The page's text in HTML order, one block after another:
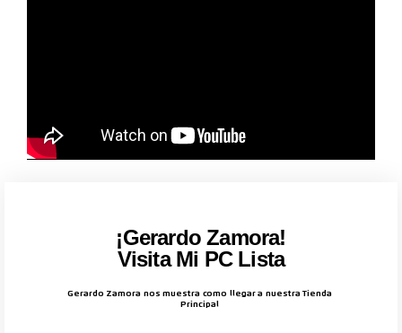
¡Gerardo Zamora!
Visita Mi PC Lista
Gerardo Zamora nos muestra como llegar a nuestra Tienda
Principal